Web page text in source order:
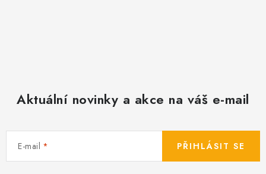
Aktuální novinky a akce na váš e-mail
E-mail PŘIHLÁSIT SE